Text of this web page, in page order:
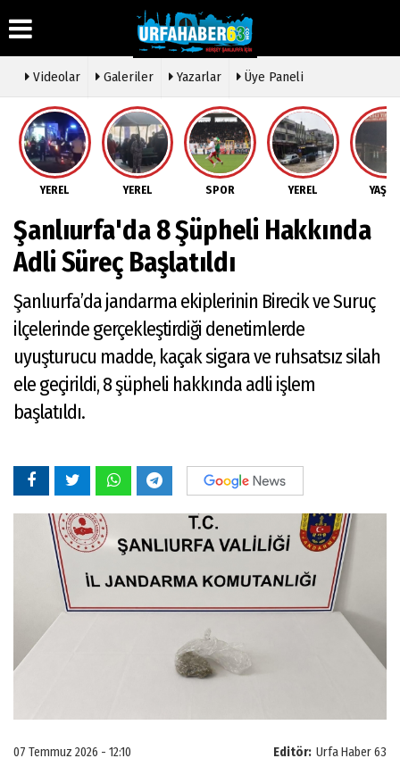
Üye Paneli
Haber
Arşivi
Arşivi
Günün
Haberleri
Hava
Durumu
Gazete
Anketler
Biyografiler
Köşe
Yazarları
Video
Foto
Galeri
Etkinlikler
Künye
İletişim
Çerez
Gizlilik
Videolar Galeriler Yazarlar Üye Paneli
YEREL YEREL SPOR YEREL
Şanlıurfa'da 8 Şüpheli Hakkında
Adli Süreç Başlatıldı
Şanlıurfa’da jandarma ekiplerinin Birecik ve Suruç
ilçelerinde gerçekleştirdiği denetimlerde
uyuşturucu madde, kaçak sigara ve ruhsatsız silah
ele geçirildi, 8 şüpheli hakkında adli işlem
başlatıldı.
Editör: Urfa Haber 63
07 Temmuz 2026 - 12:10